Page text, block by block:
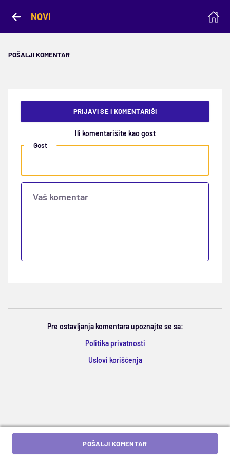
NOVI
POŠALJI KOMENTAR
PRIJAVI SE I KOMENTARIŠI
Ili komentarišite kao gost
Gost
Vaš komentar
Pre ostavljanja komentara upoznajte se sa:
Politika privatnosti
Uslovi korišćenja
POŠALJI KOMENTAR